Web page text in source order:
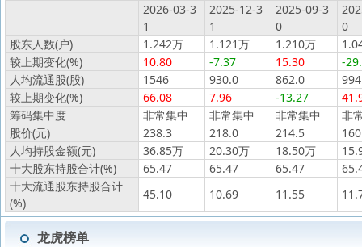
2026-03-3
1
2025-12-3
1
2025-09-3
0
0
股东人数(户)
1.242万 1.121万 1.210万
较上期变化(%)
10.80 -7.37 15.30
-
人均流通股(股)
1546 930.0 862.0
较上期变化(%)
66.08 7.96 -13.27
筹码集中度
非常集中 非常集中 非常集中
非
股价(元)
238.3 218.0 214.5
人均持股金额(元)
36.85万 20.30万 18.50万
十大股东持股合计(%)
65.47 65.47 65.47
十大流通股东持股合计
(%)
45.10 10.69 11.55
龙虎榜单